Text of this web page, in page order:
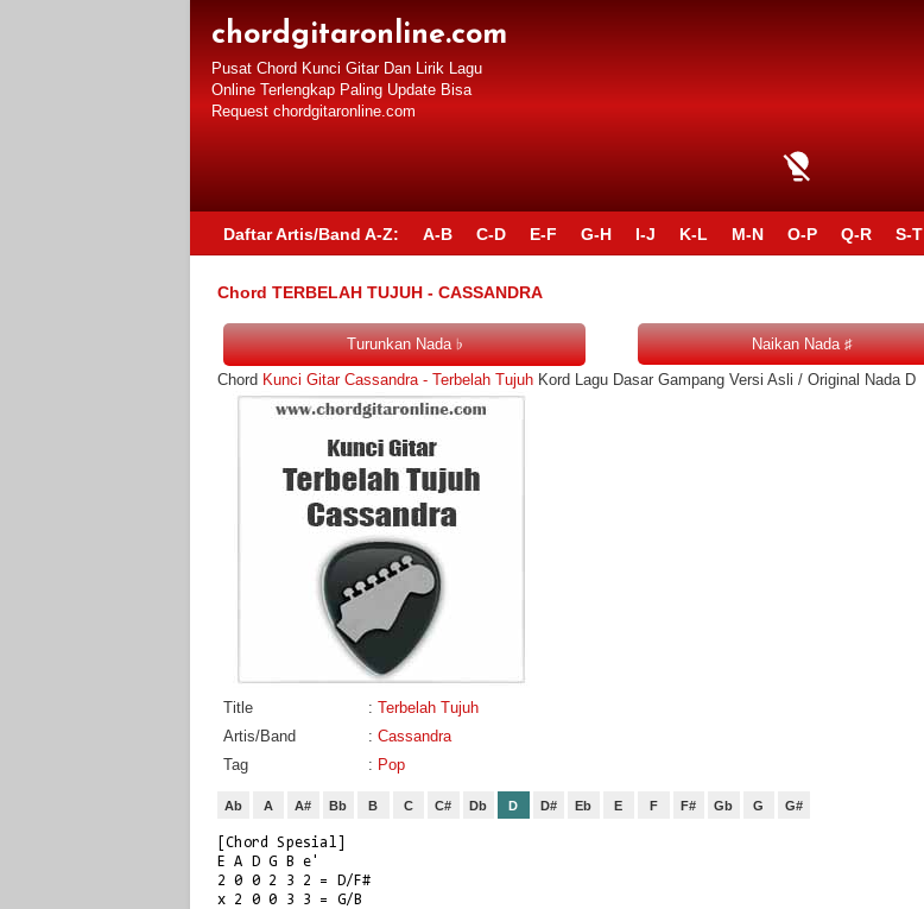
chordgitaronline.com
Pusat Chord Kunci Gitar Dan Lirik Lagu
Online Terlengkap Paling Update Bisa
Request chordgitaronline.com
Daftar Artis/Band A-Z: A-B C-D E-F G-H I-J K-L M-N O-P Q-R S-T
Chord TERBELAH TUJUH - CASSANDRA
Chord Kunci Gitar Cassandra - Terbelah Tujuh Kord Lagu Dasar Gampang Versi Asli / Original Nada D
Title : Terbelah Tujuh
Artis/Band
: Cassandra
Tag
: Pop
Ab A A# Bb B C C# Db D D# Eb E F F# Gb G G#
[Chord Spesial]
E A D G B e'
2 0 0 2 3 2 = D/F#
x 2 0 0 3 3 = G/B